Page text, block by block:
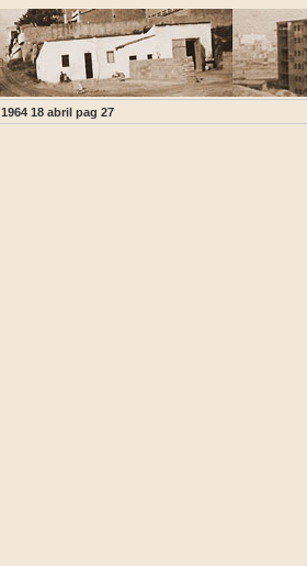
1964 18 abril pag 27